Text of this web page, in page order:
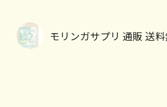
モリンガサプリ 通販 送